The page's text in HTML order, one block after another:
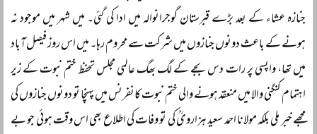
جنازہ عشاء کے بعد بڑے قبرستان گوجرانوالہ میں ادا کی گئی۔ میں شہر میں موجود نہ
ہونے کے باعث دونوں جنازوں میں شرکت سے محروم رہا۔ میں اس روز فیصل آباد
میں تھا، واپسی پر رات دس بجے کے لگ بھگ عالمی مجلس تحفظ ختم نبوت کے زیر
اہتمام کنگنی والا میں منعقد ہونے والی ختم نبوت کانفرنس میں پہنچا تو دونوں جنازوں کی
مجھے خبر ملی بلکہ مولانا احمد سعید ہزارویؒ کی تو وفات کی اطلاع بھی اس وقت ہوئی جو بے